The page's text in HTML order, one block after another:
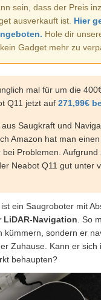
sein, dass der Preis
ausverkauft ist. Hier
Hole dir
kein Gadget mehr zu
mal für um die
Q11 jetzt auf 271,99€
Saugkraft und
Amazon hat man
Problemen.
Neabot Q11 gut unter
ein Saugroboter mit
Navigation . So
kümmern, sondern er
Zuhause. Kann er sich
behaupten?